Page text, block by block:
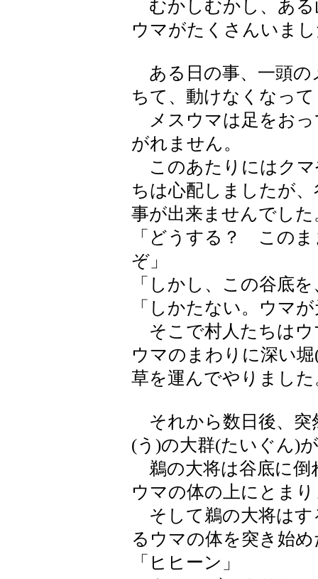
むかしむかし、ある
ウマがたくさんいま
ある日の事、一頭の
ちて、動けなくなっ
メスウマは足をおっ
がれません。
このあたりにはクマ
ちは心配しましたが
事が出来ませんでした
「どうする？ この
ぞ」
「しかし、この谷底
「しかたない。ウマ
そこで村人たちはウ
ウマのまわりに深い
草を運んでやりました
それから数日後、突
(う)の大群(たいぐん)
鵜の大将は谷底に倒
ウマの体の上にとま
そして鵜の大将はす
るウマの体を突き始
「ヒヒーン」